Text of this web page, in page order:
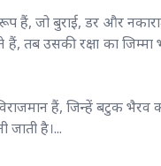
जो बुराई, डर और
तब उसकी रक्षा का
हैं, जिन्हें बटुक
जाती है।...